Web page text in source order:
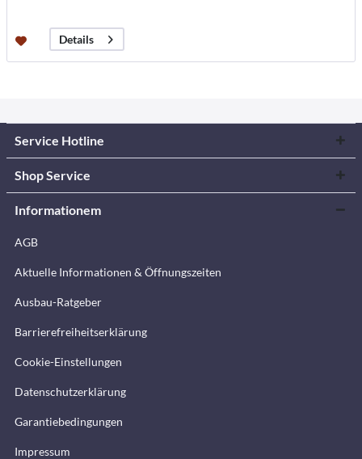
Details
Service Hotline
Shop Service
Informationem
AGB
Aktuelle Informationen & Öffnungszeiten
Ausbau-Ratgeber
Barrierefreiheitserklärung
Cookie-Einstellungen
Datenschutzerklärung
Garantiebedingungen
Impressum